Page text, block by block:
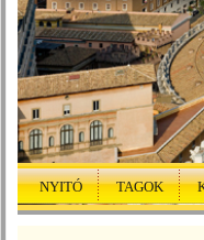
NYITÓ TAGOK